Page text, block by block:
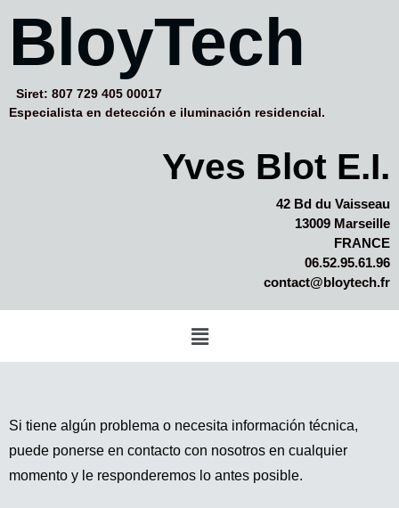
BloyTech
Siret: 807 729 405 00017
Especialista en detección e iluminación residencial.
Yves Blot E.I.
42 Bd du Vaisseau
13009 Marseille
FRANCE
06.52.95.61.96
contact@bloytech.fr
Si tiene algún problema o necesita información técnica,
puede ponerse en contacto con nosotros en cualquier
momento y le responderemos lo antes posible.